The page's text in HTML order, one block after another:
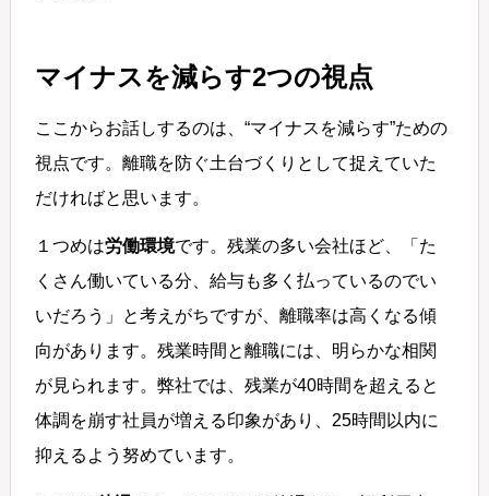
マイナスを減らす2つの視点
ここからお話しするのは、“マイナスを減らす”ための
視点です。離職を防ぐ土台づくりとして捉えていた
だければと思います。
１つめは労働環境です。残業の多い会社ほど、「た
くさん働いている分、給与も多く払っているのでい
いだろう」と考えがちですが、離職率は高くなる傾
向があります。残業時間と離職には、明らかな相関
が見られます。弊社では、残業が40時間を超えると
体調を崩す社員が増える印象があり、25時間以内に
抑えるよう努めています。